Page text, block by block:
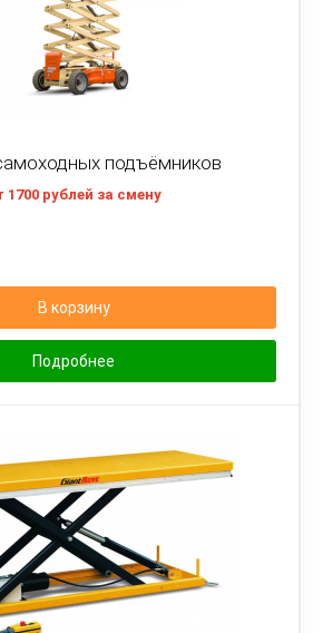
подъёмников
1700 рублей за смену
В корзину
Подробнее